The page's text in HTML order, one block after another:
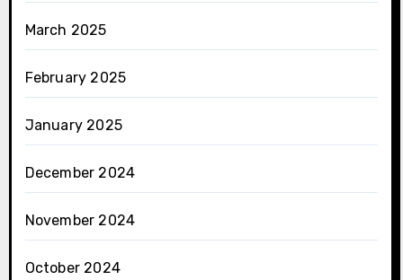
March 2025
February 2025
January 2025
December 2024
November 2024
October 2024